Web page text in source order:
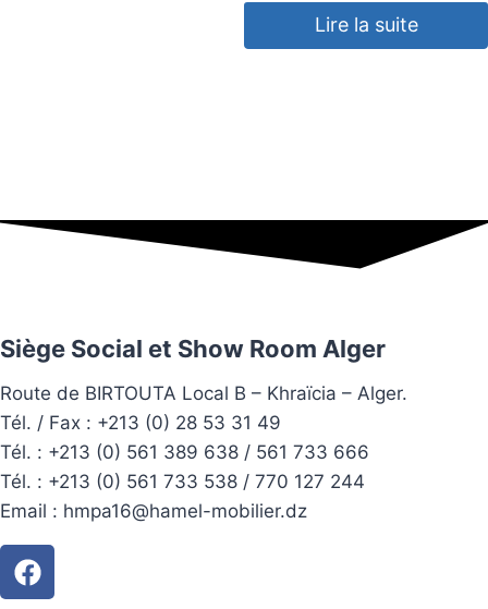
Lire la suite
Siège Social et Show Room Alger
Route de BIRTOUTA Local B – Khraïcia – Alger.
Tél. / Fax : +213 (0) 28 53 31 49
Tél. : +213 (0) 561 389 638 / 561 733 666
Tél. : +213 (0) 561 733 538 / 770 127 244
Email : hmpa16@hamel-mobilier.dz